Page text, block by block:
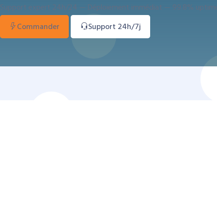
Support expert 24h/24 — Déploiement immédiat — 99.8%
Commander
Support 24h/7j